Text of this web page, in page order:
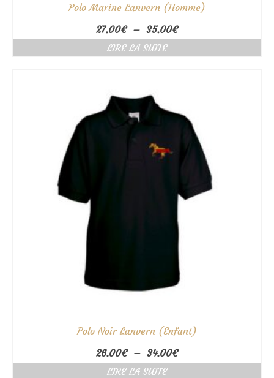
Polo Marine Lanvern (Homme)
27.00€ – 35.00€Plage
de
LIRE LA SUITE
Polo Noir Lanvern (Enfant)
26.00€ – 34.00€Plage
de
LIRE LA SUITE